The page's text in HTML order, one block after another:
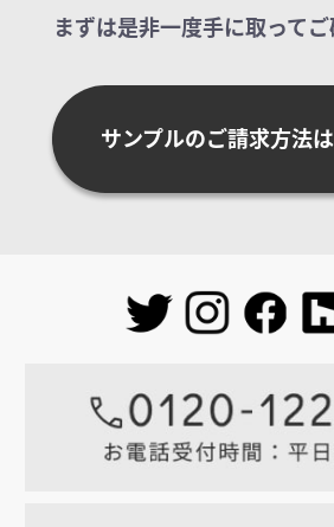
まずは是非一度手に取ってご
サンプルのご請求方法